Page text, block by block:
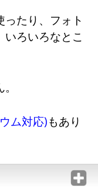
たり、フォト
いろいろなとこ
ム対応)もあり